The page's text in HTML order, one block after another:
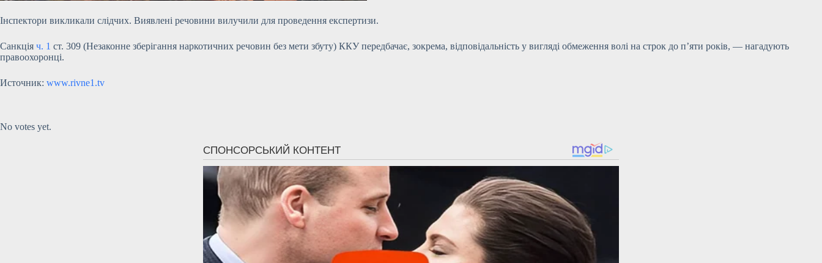
Інспектори викликали слідчих. Виявлені речовини вилучили для проведення експертизи.
Санкція ч. 1 ст. 309 (Незаконне зберігання наркотичних речовин без мети збуту) ККУ передбачає, зокрема, відповідальність у вигляді обмеження волі на строк до п’яти років, — нагадують
правоохоронці.
Источник: www.rivne1.tv
No votes yet.